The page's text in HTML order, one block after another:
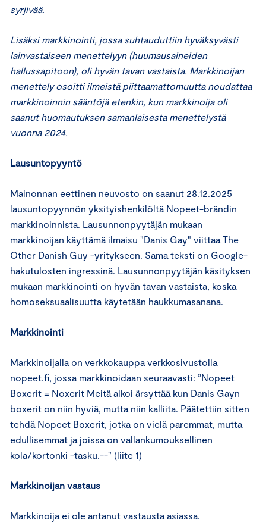
syrjivää.
Lisäksi markkinointi, jossa suhtauduttiin hyväksyvästi
lainvastaiseen menettelyyn (huumausaineiden
hallussapitoon), oli hyvän tavan vastaista. Markkinoijan
menettely osoitti ilmeistä piittaamattomuutta noudattaa
markkinoinnin sääntöjä etenkin, kun markkinoija oli
saanut huomautuksen samanlaisesta menettelystä
vuonna 2024.
Lausuntopyyntö
Mainonnan eettinen neuvosto on saanut 28.12.2025
lausuntopyynnön yksityishenkilöltä Nopeet-brändin
markkinoinnista. Lausunnonpyytäjän mukaan
markkinoijan käyttämä ilmaisu "Danis Gay" viittaa The
Other Danish Guy -yritykseen. Sama teksti on Google-
hakutulosten ingressinä. Lausunnonpyytäjän käsityksen
mukaan markkinointi on hyvän tavan vastaista, koska
homoseksuaalisuutta käytetään haukkumasanana.
Markkinointi
Markkinoijalla on verkkokauppa verkkosivustolla
nopeet.fi, jossa markkinoidaan seuraavasti: ”Nopeet
Boxerit = Noxerit Meitä alkoi ärsyttää kun Danis Gayn
boxerit on niin hyviä, mutta niin kalliita. Päätettiin sitten
tehdä Nopeet Boxerit, jotka on vielä paremmat, mutta
edullisemmat ja joissa on vallankumouksellinen
kola/kortonki -tasku.--" (liite 1)
Markkinoijan vastaus
Markkinoija ei ole antanut vastausta asiassa.